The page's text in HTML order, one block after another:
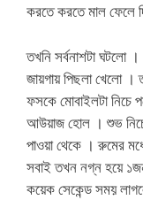
করতে করতে মাল ফেলে
তখনি সর্বনাশটা ঘটলো
জায়গায় পিছলা খেলো ।
ফসকে মোবাইলটা নিচে
আউয়াজ হোল । শুভ
পাওয়া থেকে । রুমের
সবাই তখন নগ্ন হয়ে
কয়েক সেকেন্ড সময়